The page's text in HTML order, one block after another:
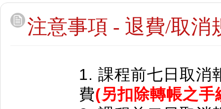
注意事項 - 退費/取消
1. 課程前七日取消
費(另扣除轉帳之手